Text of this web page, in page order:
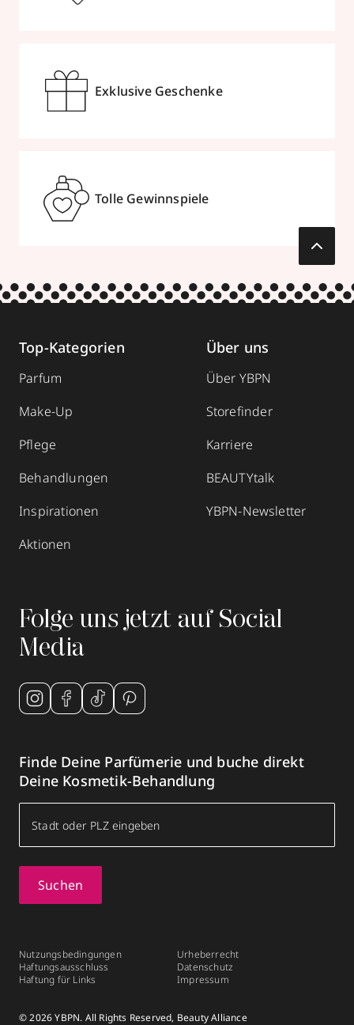
Exklusive Geschenke
Tolle Gewinnspiele
Top-Kategorien
Parfum
Make-Up
Pflege
Behandlungen
Inspirationen
Aktionen
Über uns
Über YBPN
Storefinder
Karriere
BEAUTYtalk
YBPN-Newsletter
Folge uns jetzt auf Social
Media
Finde Deine Parfümerie und buche direkt
Deine Kosmetik-Behandlung
Suchen
Nutzungsbedingungen
Haftungsausschluss
Haftung für Links
Urheberrecht
Datenschutz
Impressum
© 2026 YBPN. All Rights Reserved, Beauty Alliance